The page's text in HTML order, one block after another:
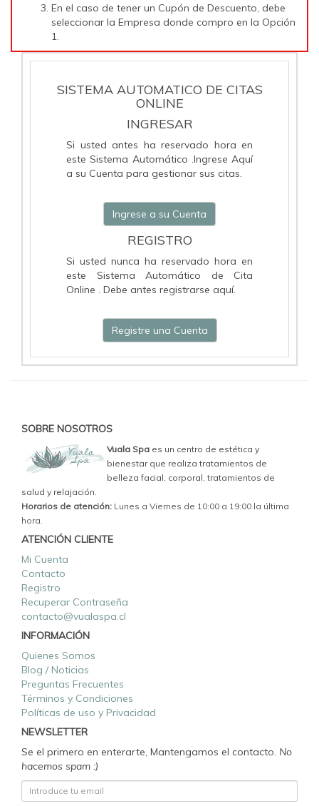
En el caso de tener un Cupón de Descuento, debe
seleccionar la Empresa donde compro en la Opción
1.
SISTEMA AUTOMATICO DE CITAS
ONLINE
INGRESAR
Si usted antes ha reservado hora en
este Sistema Automático .Ingrese Aquí
a su Cuenta para gestionar sus citas.
Ingrese a su Cuenta
REGISTRO
Si usted nunca ha reservado hora en
este Sistema Automático de Cita
Online . Debe antes registrarse aquí.
Registre una Cuenta
SOBRE NOSOTROS
Vuala Spa es un centro de estética y
bienestar que realiza tratamientos de
belleza facial, corporal, tratamientos de
salud y relajación.
Horarios de atención: Lunes a Viernes de 10:00 a 19:00 la última
hora.
ATENCIÓN CLIENTE
Mi Cuenta
Contacto
Registro
Recuperar Contraseña
contacto@vualaspa.cl
INFORMACIÓN
Quienes Somos
Blog / Noticias
Preguntas Frecuentes
Términos y Condiciones
Políticas de uso y Privacidad
NEWSLETTER
Se el primero en enterarte, Mantengamos el contacto. No
hacemos spam :)